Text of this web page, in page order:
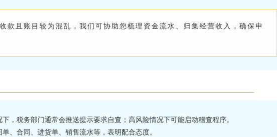
款且账目较为混乱，我们可协助您梳理资金流水、归集经营收入，确保申
，税务部门通常会推送提示要求自查；高风险情况下可能启动稽查程序。
、合同、进货单、销售流水等，表明配合态度。